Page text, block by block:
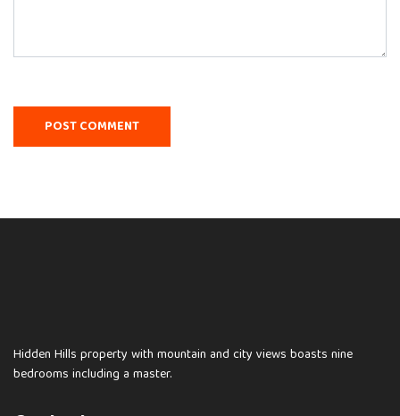
Hidden Hills property with mountain and city views boasts nine
bedrooms including a master.